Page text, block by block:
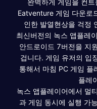
Eatventure 게임 다운로
인한 발열현상을 걱정
최신버전의 녹스 앱플레
안드로이드 7버전을 지
겁니다. 게임 유저의 입
통해서 마침 PC 게임 플
플레
녹스 앱플레이어에서 멀
과 게임 동시에 실행 가